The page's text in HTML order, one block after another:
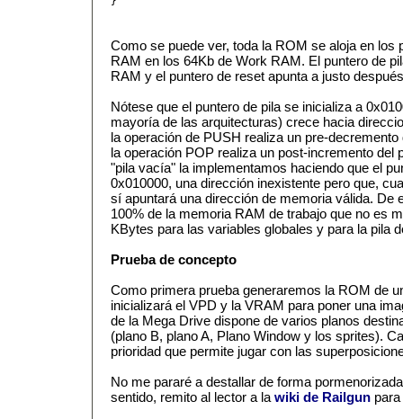
Como se puede ver, toda la ROM se aloja en los
RAM en los 64Kb de Work RAM. El puntero de
RAM y el puntero de reset apunta a justo
Nótese que el puntero de pila se inicializa a
mayoría de las arquitecturas) crece hacia
la operación de PUSH realiza un pre-
la operación POP realiza un post-incremento del
"pila vacía" la implementamos haciendo que el
0x010000, una dirección inexistente pero que,
sí apuntará una dirección de memoria válida. De
100% de la memoria RAM de trabajo que no es
KBytes para las variables globales y para la pila
Prueba de concepto
Como primera prueba generaremos la ROM de
inicializará el VPD y la VRAM para poner una
de la Mega Drive dispone de varios planos
(plano B, plano A, Plano Window y los sprites).
prioridad que permite jugar con las
No me pararé a destallar de forma
sentido, remito al lector a la wiki de Railgun